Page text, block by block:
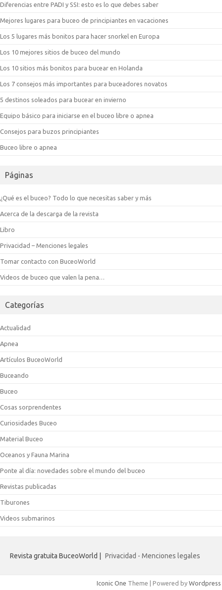
Diferencias entre PADI y SSI: esto es lo que debes saber
Mejores lugares para buceo de principiantes en vacaciones
Los 5 lugares más bonitos para hacer snorkel en Europa
Los 10 mejores sitios de buceo del mundo
Los 10 sitios más bonitos para bucear en Holanda
Los 7 consejos más importantes para buceadores novatos
5 destinos soleados para bucear en invierno
Equipo básico para iniciarse en el buceo libre o apnea
Consejos para buzos principiantes
Buceo libre o apnea
Páginas
¿Qué es el buceo? Todo lo que necesitas saber y más
Acerca de la descarga de la revista
Libro
Privacidad – Menciones legales
Tomar contacto con BuceoWorld
Videos de buceo que valen la pena…
Categorías
Actualidad
Apnea
Artículos BuceoWorld
Buceando
Buceo
Cosas sorprendentes
Curiosidades Buceo
Material Buceo
Oceanos y Fauna Marina
Ponte al día: novedades sobre el mundo del buceo
Revistas publicadas
Tiburones
Videos submarinos
Revista gratuita BuceoWorld | Privacidad - Menciones legales
Iconic One Theme | Powered by Wordpress